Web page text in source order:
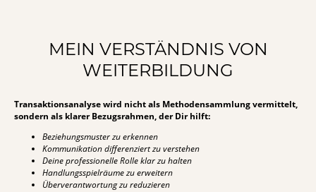
MEIN VERSTÄNDNIS VON
WEITERBILDUNG
Transaktionsanalyse wird nicht als Methodensammlung vermittelt,
sondern als klarer Bezugsrahmen, der Dir hilft:
Beziehungsmuster zu erkennen
Kommunikation differenziert zu verstehen
Deine professionelle Rolle klar zu halten
Handlungsspielräume zu erweitern
Überverantwortung zu reduzieren